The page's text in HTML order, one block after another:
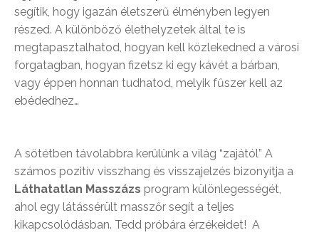
segítik, hogy igazán életszerű élményben legyen
részed. A különböző élethelyzetek által te is
megtapasztalhatod, hogyan kell közlekedned a városi
forgatagban, hogyan fizetsz ki egy kávét a bárban,
vagy éppen honnan tudhatod, melyik fűszer kell az
ebédedhez…
A sötétben távolabbra kerülünk a világ “zajától” A
számos pozitív visszhang és visszajelzés bizonyítja a
Láthatatlan Masszázs program különlegességét,
ahol egy látássérült masszőr segít a teljes
kikapcsolódásban. Tedd próbára érzékeidet! A